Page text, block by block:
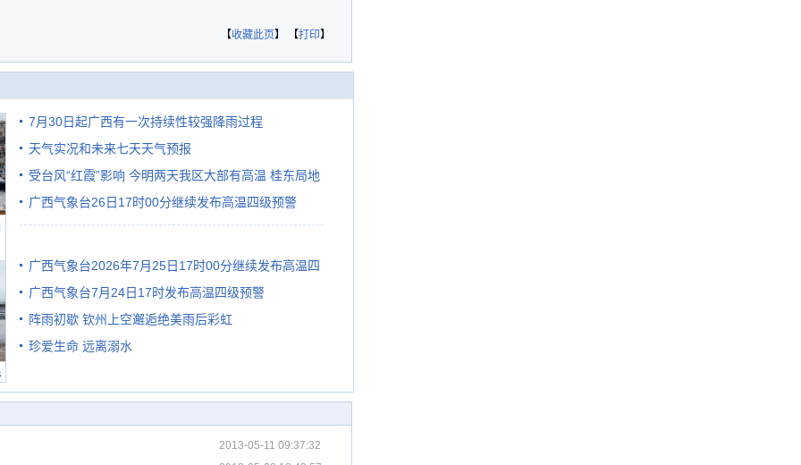
【收藏此页】 【打印】
7月30日起广西有一次持续性较强降雨过程
天气实况和未来七天天气预报
受台风“红霞”影响 今明两天我区大部有高温 桂东局地
有较强降雨
广西气象台26日17时00分继续发布高温四级预警
广西气象台2026年7月25日17时00分继续发布高温四
级预警
广西气象台7月24日17时发布高温四级预警
阵雨初歇 钦州上空邂逅绝美雨后彩虹
珍爱生命 远离溺水
2013-05-11 09:37:32